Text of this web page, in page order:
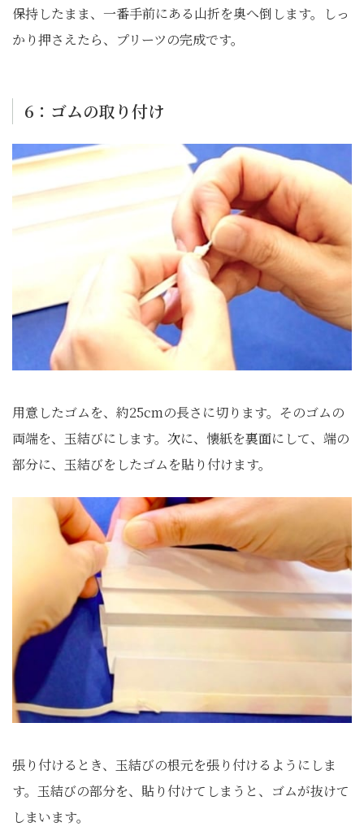
保持したまま、一番手前にある山折を奥へ倒します。しっ
かり押さえたら、プリーツの完成です。
6：ゴムの取り付け
用意したゴムを、約25cmの長さに切ります。そのゴムの
両端を、玉結びにします。次に、懐紙を裏面にして、端の
部分に、玉結びをしたゴムを貼り付けます。
張り付けるとき、玉結びの根元を張り付けるようにしま
す。玉結びの部分を、貼り付けてしまうと、ゴムが抜けて
しまいます。